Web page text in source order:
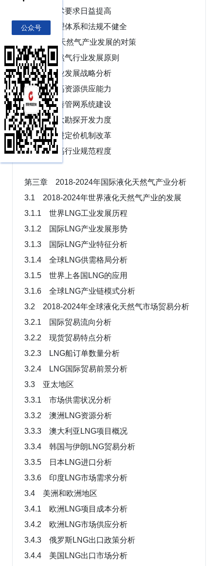
2.6.5 技术要求日益提高
2.6.6 管理体系和法规不健全
2.7 促进天然气产业发展的对策
2.7.1 天然气行业发展原则
2.7.2 产业发展战略分析
2.7.3 提高资源供应能力
2.7.4 完善管网系统建设
2.7.5 加大勘探开发力度
2.7.6 推进定价机制改革
2.7.7 提高行业规范程度
第三章 2018-2024年国际液化天然气产业分析
3.1 2018-2024年世界液化天然气产业的发展
3.1.1 世界LNG工业发展历程
3.1.2 国际LNG产业发展形势
3.1.3 国际LNG产业特征分析
3.1.4 全球LNG供需格局分析
3.1.5 世界上各国LNG的应用
3.1.6 全球LNG产业链模式分析
3.2 2018-2024年全球液化天然气市场贸易分析
3.2.1 国际贸易流向分析
3.2.2 现货贸易特点分析
3.2.3 LNG船订单数量分析
3.2.4 LNG国际贸易前景分析
3.3 亚太地区
3.3.1 市场供需状况分析
3.3.2 澳洲LNG资源分析
3.3.3 澳大利亚LNG项目概况
3.3.4 韩国与伊朗LNG贸易分析
3.3.5 日本LNG进口分析
3.3.6 印度LNG市场需求分析
3.4 美洲和欧洲地区
3.4.1 欧洲LNG项目成本分析
3.4.2 欧洲LNG市场供应分析
3.4.3 俄罗斯LNG出口政策分析
3.4.4 美国LNG出口市场分析
公众号